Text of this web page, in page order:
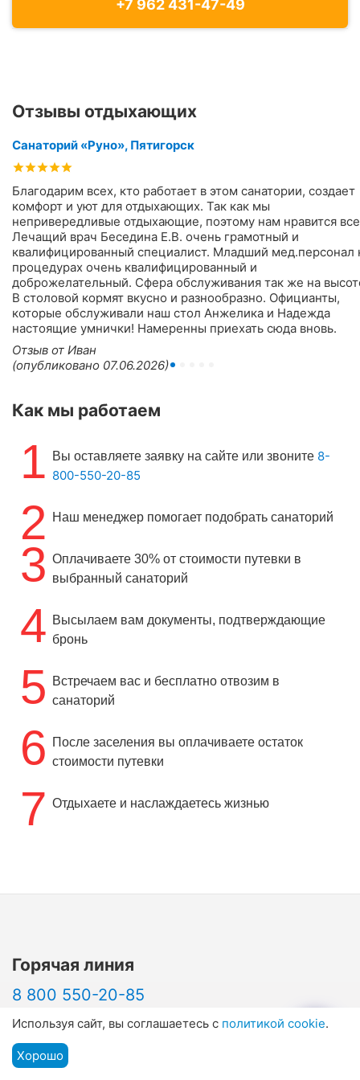
+7 962 431-47-49
Отзывы отдыхающих
Санаторий «Руно», Пятигорск
Благодарим всех, кто работает в этом санатории, создает
комфорт и уют для отдыхающих. Так как мы
непривередливые отдыхающие, поэтому нам нравится
Лечащий врач Беседина Е.В. очень грамотный и
квалифицированный специалист. Младший мед.персонал
процедурах очень квалифицированный и
доброжелательный. Сфера обслуживания так же на
В столовой кормят вкусно и разнообразно. Официанты,
которые обслуживали наш стол Анжелика и Надежда
настоящие умнички! Намеренны приехать сюда вновь.
Отзыв от Иван
(опубликовано 07.06.2026)
Как мы работаем
1 Вы оставляете заявку на сайте или звоните 8-
800-550-20-85
2 Наш менеджер помогает подобрать санаторий
3 Оплачиваете 30% от стоимости путевки в
выбранный санаторий
4 Высылаем вам документы, подтверждающие
бронь
5
Встречаем вас и бесплатно отвозим в
санаторий
6
После заселения вы оплачиваете остаток
стоимости путевки
7 Отдыхаете и наслаждаетесь жизнью
Горячая линия
8 800 550-20-85
+7 (962) 431-47-49
Для всех стран
Меню
Используя сайт, вы соглашаетесь с политикой cookie.
Хорошо